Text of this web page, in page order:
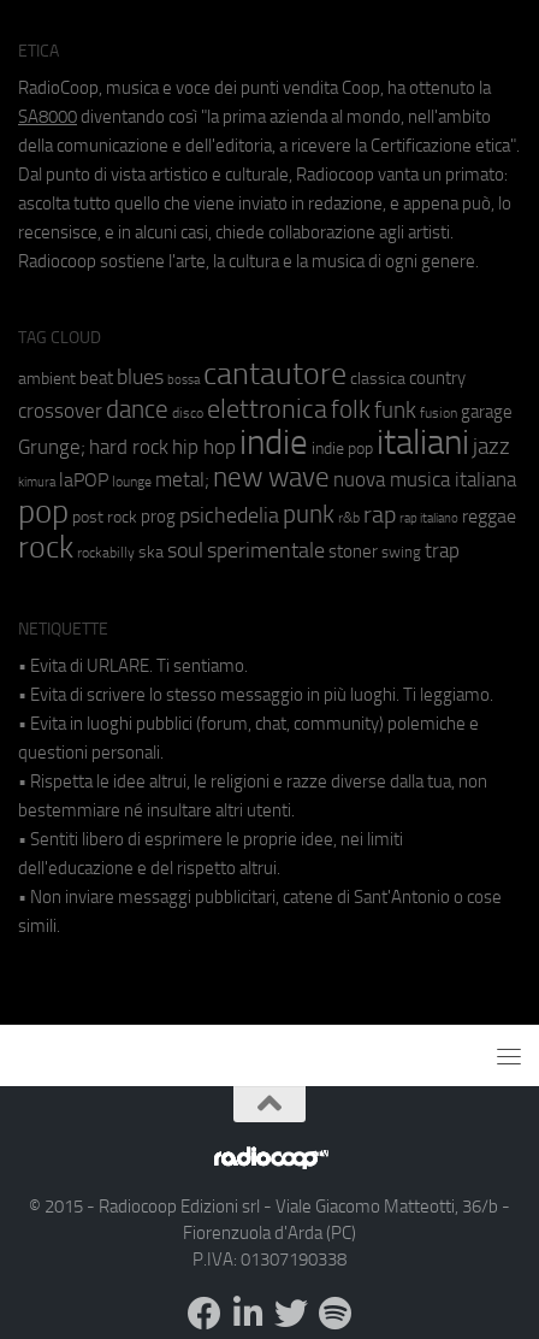
ETICA
RadioCoop, musica e voce dei punti vendita Coop, ha ottenuto la
SA8000 diventando così "la prima azienda al mondo, nell'ambito
della comunicazione e dell'editoria, a ricevere la Certificazione etica".
Dal punto di vista artistico e culturale, Radiocoop vanta un primato:
ascolta tutto quello che viene inviato in redazione, e appena può, lo
recensisce, e in alcuni casi, chiede collaborazione agli artisti.
Radiocoop sostiene l'arte, la cultura e la musica di ogni genere.
TAG CLOUD
ambient beat blues bossa cantautore classica country
crossover dance disco elettronicafolkfunk fusion garage
Grunge; hard rock hip hop indie indie pop italiani jazz
kimura laPOP lounge metal; new wave nuova musica italiana
pop post rock prog psichedeliapunk r&b rap rap italiano reggae
rock rockabilly ska soul sperimentale stoner swing trap
NETIQUETTE
• Evita di URLARE. Ti sentiamo.
• Evita di scrivere lo stesso messaggio in più luoghi. Ti leggiamo.
• Evita in luoghi pubblici (forum, chat, community) polemiche e
questioni personali.
• Rispetta le idee altrui, le religioni e razze diverse dalla tua, non
bestemmiare né insultare altri utenti.
• Sentiti libero di esprimere le proprie idee, nei limiti
dell'educazione e del rispetto altrui.
• Non inviare messaggi pubblicitari, catene di Sant'Antonio o cose
simili.
© 2015 - Radiocoop Edizioni srl - Viale Giacomo Matteotti, 36/b -
Fiorenzuola d'Arda (PC)
P.IVA: 01307190338